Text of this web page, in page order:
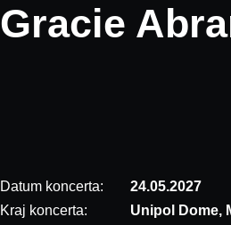
Gracie
Datum koncerta:
24.05.2027
Kraj koncerta:
Unipol Dome,